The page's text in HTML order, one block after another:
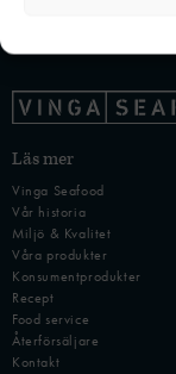
Läs mer
Vinga Seafood
Vår historia
Miljö & Kvalitet
Våra produkter
Konsumentprodukter
Recept
Food service
Återförsäljare
Kontakt